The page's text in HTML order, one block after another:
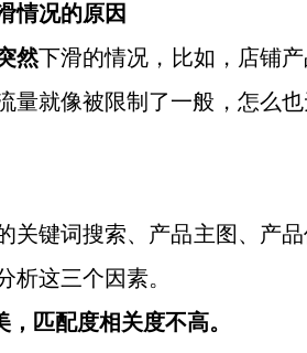
情况的原因
然下滑的情况，比如，店铺
量就像被限制了一般，怎么
关键词搜索、产品主图、产
析这三个因素。
匹配度相关度不高。